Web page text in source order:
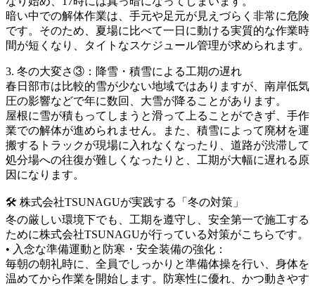
暗い中での解体作業は、手元や足元が見えづらく非常に危険
です。そのため、夏場に比べて一日に動ける実質的な作業時
間が短くなり、タイトなスケジュール管理が求められます。
3. 冬の大変さ③：降雪・積雪による工期の遅れ
春日部市は比較的雪が少ない地域ではありますが、南岸低気
圧の影響などで年に数回、大雪が降ることがあります。
屋根に雪が積もってしまうと滑って上ることができず、手作
業での解体が進められません。また、積雪によって廃材を運
搬するトラックが現場に入れなくなったり、道路が渋滞して
処分場への往復が難しくなったりと、工期が大幅に遅れる原
因になります。
🛠️ 株式会社TSUNAGUが実践する「冬の対策」
冬の厳しい環境下でも、工期を遵守し、安全第一で施工する
ために株式会社TSUNAGUが行っている対策がこちらです。
• 入念な準備運動と防寒・安全装備の強化：
毎朝の朝礼時に、全員でしっかりと準備体操を行い、身体を
温めてから作業を開始します。防寒性に優れ、かつ動きやす